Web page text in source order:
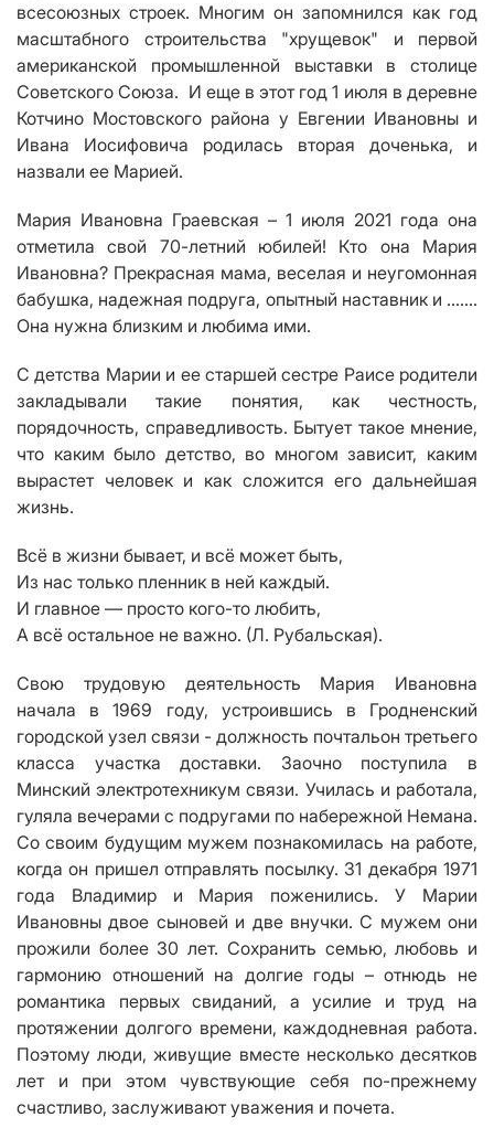
всесоюзных строек. Многим он запомнился как год
масштабного строительства "хрущевок" и первой
американской промышленной выставки в столице
Советского Союза. И еще в этот год 1 июля в деревне
Котчино Мостовского района у Евгении Ивановны и
Ивана Иосифовича родилась вторая доченька, и
назвали ее Марией.
Мария Ивановна Граевская – 1 июля 2021 года она
отметила свой 70-летний юбилей! Кто она Мария
Ивановна? Прекрасная мама, веселая и неугомонная
бабушка, надежная подруга, опытный наставник и …….
Она нужна близким и любима ими.
С детства Марии и ее старшей сестре Раисе родители
закладывали такие понятия, как честность,
порядочность, справедливость. Бытует такое мнение,
что каким было детство, во многом зависит, каким
вырастет человек и как сложится его дальнейшая
жизнь.
Всё в жизни бывает, и всё может быть,
Из нас только пленник в ней каждый.
И главное — просто кого-то любить,
А всё остальное не важно. (Л. Рубальская).
Свою трудовую деятельность Мария Ивановна
начала в 1969 году, устроившись в Гродненский
городской узел связи - должность почтальон третьего
класса участка доставки. Заочно поступила в
Минский электротехникум связи. Училась и работала,
гуляла вечерами с подругами по набережной Немана.
Со своим будущим мужем познакомилась на работе,
когда он пришел отправлять посылку. 31 декабря 1971
года Владимир и Мария поженились. У Марии
Ивановны двое сыновей и две внучки. С мужем они
прожили более 30 лет. Сохранить семью, любовь и
гармонию отношений на долгие годы – отнюдь не
романтика первых свиданий, а усилие и труд на
протяжении долгого времени, каждодневная работа.
Поэтому люди, живущие вместе несколько десятков
лет и при этом чувствующие себя по-прежнему
счастливо, заслуживают уважения и почета.